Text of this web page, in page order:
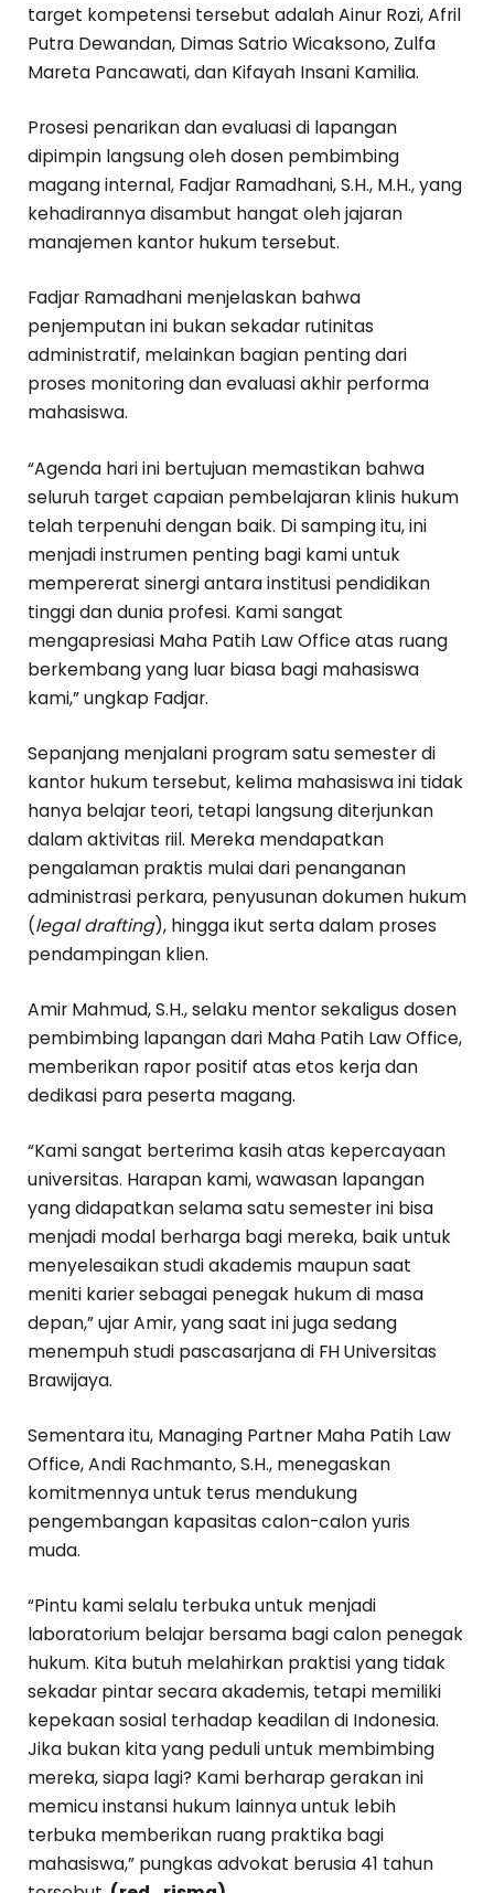
target kompetensi tersebut adalah Ainur Rozi, Afril
Putra Dewandan, Dimas Satrio Wicaksono, Zulfa
Mareta Pancawati, dan Kifayah Insani Kamilia.
Prosesi penarikan dan evaluasi di lapangan
dipimpin langsung oleh dosen pembimbing
magang internal, Fadjar Ramadhani, S.H., M.H., yang
kehadirannya disambut hangat oleh jajaran
manajemen kantor hukum tersebut.
Fadjar Ramadhani menjelaskan bahwa
penjemputan ini bukan sekadar rutinitas
administratif, melainkan bagian penting dari
proses monitoring dan evaluasi akhir performa
mahasiswa.
“Agenda hari ini bertujuan memastikan bahwa
seluruh target capaian pembelajaran klinis hukum
telah terpenuhi dengan baik. Di samping itu, ini
menjadi instrumen penting bagi kami untuk
mempererat sinergi antara institusi pendidikan
tinggi dan dunia profesi. Kami sangat
mengapresiasi Maha Patih Law Office atas ruang
berkembang yang luar biasa bagi mahasiswa
kami,” ungkap Fadjar.
Sepanjang menjalani program satu semester di
kantor hukum tersebut, kelima mahasiswa ini tidak
hanya belajar teori, tetapi langsung diterjunkan
dalam aktivitas riil. Mereka mendapatkan
pengalaman praktis mulai dari penanganan
administrasi perkara, penyusunan dokumen hukum
(legal drafting), hingga ikut serta dalam proses
pendampingan klien.
Amir Mahmud, S.H., selaku mentor sekaligus dosen
pembimbing lapangan dari Maha Patih Law Office,
memberikan rapor positif atas etos kerja dan
dedikasi para peserta magang.
“Kami sangat berterima kasih atas kepercayaan
universitas. Harapan kami, wawasan lapangan
yang didapatkan selama satu semester ini bisa
menjadi modal berharga bagi mereka, baik untuk
menyelesaikan studi akademis maupun saat
meniti karier sebagai penegak hukum di masa
depan,” ujar Amir, yang saat ini juga sedang
menempuh studi pascasarjana di FH Universitas
Brawijaya.
Sementara itu, Managing Partner Maha Patih Law
Office, Andi Rachmanto, S.H., menegaskan
komitmennya untuk terus mendukung
pengembangan kapasitas calon-calon yuris
muda.
“Pintu kami selalu terbuka untuk menjadi
laboratorium belajar bersama bagi calon penegak
hukum. Kita butuh melahirkan praktisi yang tidak
sekadar pintar secara akademis, tetapi memiliki
kepekaan sosial terhadap keadilan di Indonesia.
Jika bukan kita yang peduli untuk membimbing
mereka, siapa lagi? Kami berharap gerakan ini
memicu instansi hukum lainnya untuk lebih
terbuka memberikan ruang praktika bagi
mahasiswa,” pungkas advokat berusia 41 tahun